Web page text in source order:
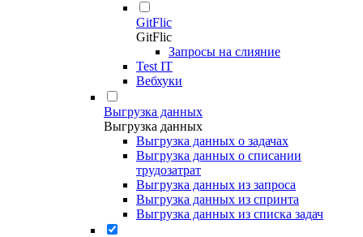
GitFlic
GitFlic
Запросы на слияние
Test IT
Вебхуки
Выгрузка данных
Выгрузка данных
Выгрузка данных о задачах
Выгрузка данных о списании
трудозатрат
Выгрузка данных из запроса
Выгрузка данных из спринта
Выгрузка данных из списка задач